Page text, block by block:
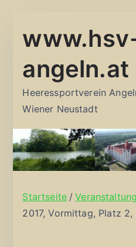
Inhalt
angeln.at
Heeressportverein
Wiener Neustadt
Startseite
2017, Vormittag, Platz 2,